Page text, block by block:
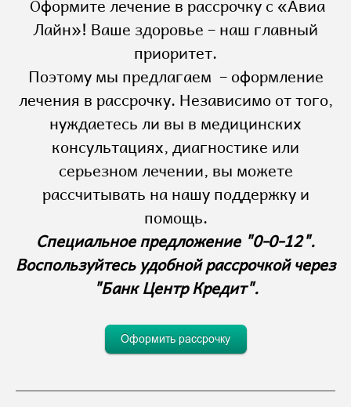
Лайн»! Ваше здоровье – наш главный
приоритет.
Поэтому мы предлагаем – оформление
лечения в рассрочку. Независимо от того,
нуждаетесь ли вы в медицинских
консультациях, диагностике или
серьезном лечении, вы можете
рассчитывать на нашу поддержку и
помощь.
Специальное предложение "0-0-12".
Воспользуйтесь удобной рассрочкой через
"Банк Центр Кредит".